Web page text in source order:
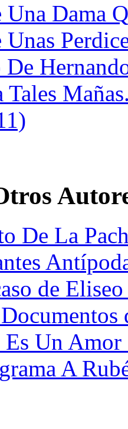
Dama
Unas
De
De La
de
Es Un
A